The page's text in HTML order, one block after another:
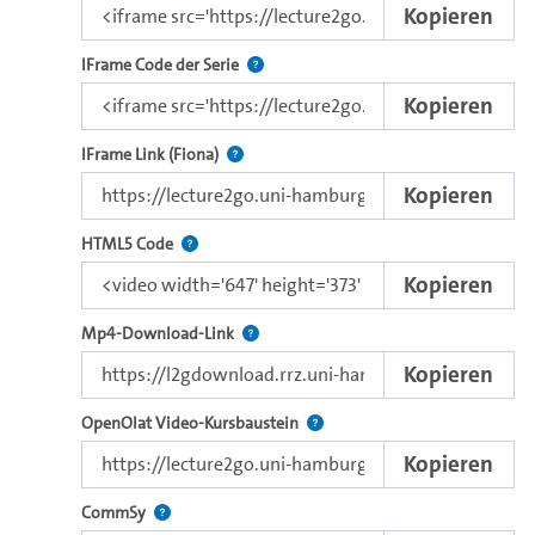
Kopieren
IFrame Code der Serie Nutzen Sie diesen Code, um das
Kopieren
IFrame Link (Fiona) Direkter IFrame-Link zur Weitergabe an
Kopieren
HTML5 Code Nutzen Sie diesen Code, um das Video mit dem
Kopieren
Mp4-Download-Link Kopieren Sie den Download-Link dieses
Kopieren
OpenOlat Video-Kursbaustein Verwenden Sie diesen Link,
Kopieren
CommSy Nutzen Sie diesen Code, um das Video in CommSy